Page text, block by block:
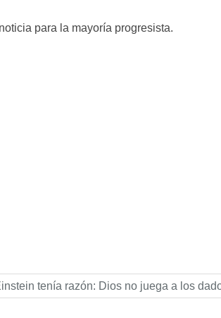
para la mayoría progresista.
tenía razón: Dios no juega a los